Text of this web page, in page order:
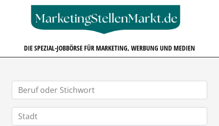
DIE SPEZIAL-JOBBÖRSE FÜR MARKETING, WERBUNG UND MEDIEN